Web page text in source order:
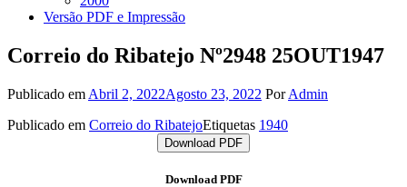
Versão PDF e Impressão
Correio do Ribatejo Nº2948 25OUT1947
Publicado em Abril 2, 2022Agosto 23, 2022 PorAdmin
Publicado em Correio do RibatejoEtiquetas 1940
Download PDF
Download PDF